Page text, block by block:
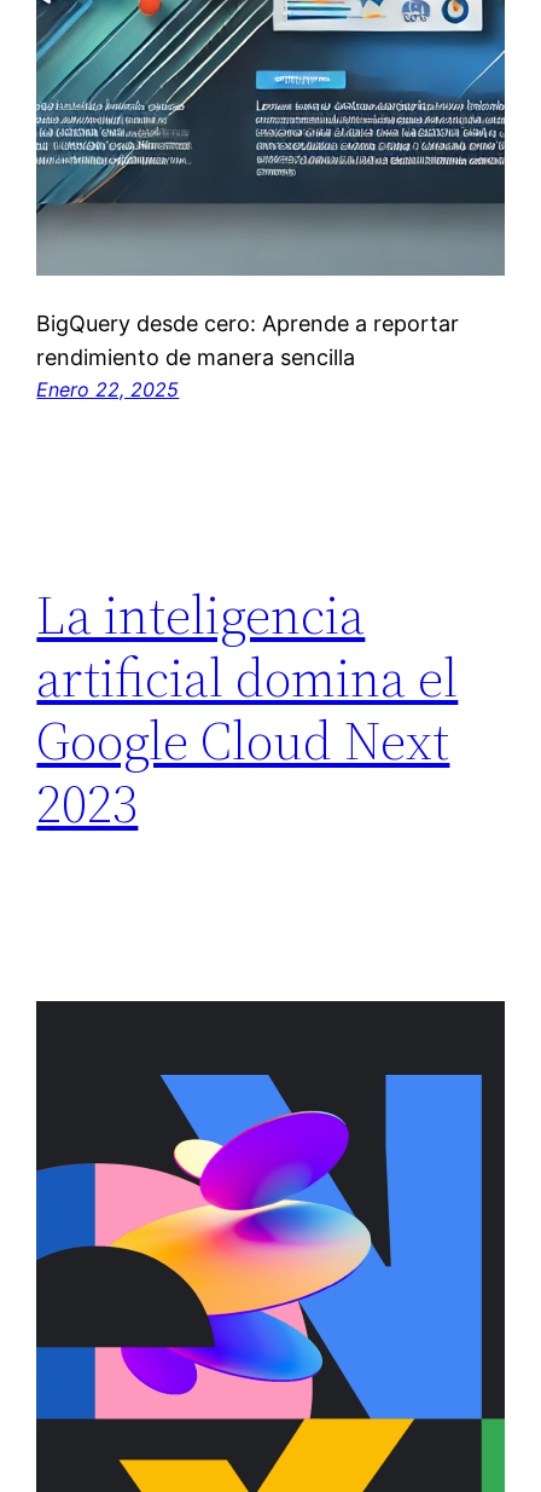
BigQuery desde cero: Aprende a reportar
rendimiento de manera sencilla
Enero 22, 2025
La inteligencia
artificial domina el
Google Cloud Next
2023